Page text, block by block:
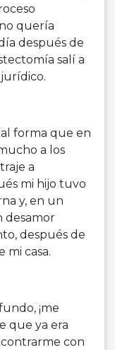
quería
después de
salí a
forma que en
a los
a
mi hijo tuvo
y, en un
desamor
después de
mi casa.
¡me
que ya era
con